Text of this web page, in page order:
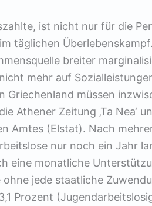
ist nicht nur für die
täglichen
breiter
mehr auf
Griechenland müssen
Athener Zeitung ‚Ta Nea‘
Amtes (Elstat). Nach
nur noch ein Jahr
eine monatliche
jede staatliche
Prozent